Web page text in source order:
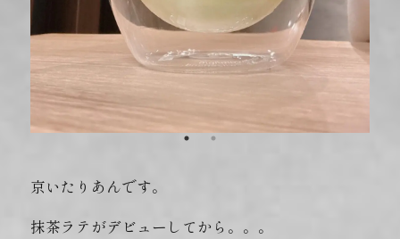
京いたりあんです。
抹茶ラテがデビューしてから。。。